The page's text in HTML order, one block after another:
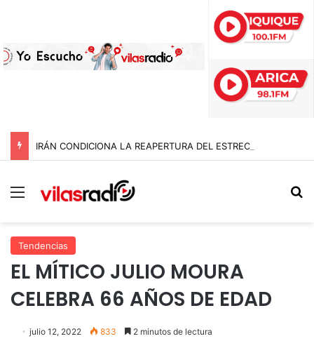
Menú
Tendencias
EL MÍTICO JULIO MOURA
CELEBRA 66 AÑOS DE EDAD
julio 12, 2022 833 2 minutos de lectura